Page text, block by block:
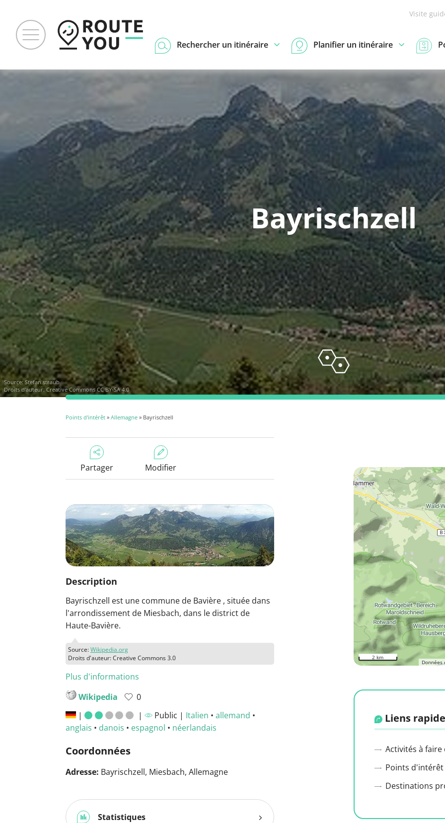
Visite
Rechercher un itinéraire Planifier un itinéraire
Bayrischzell
Source:Stefan.straub
Droits d'auteur: Creative Commons CC BY-SA 4.0
Points d'intérêt » Allemagne » Bayrischzell
Partager Modifier
Description
Bayrischzell est une commune de Bavière , située dans
l'arrondissement de Miesbach, dans le district de
Haute-Bavière.
Source:Wikipedia.org
Droits d'auteur: Creative Commons 3.0
Plus d'informations
Wikipedia
0
|
| Public | Italien • allemand •
anglais • danois • espagnol • néerlandais
Coordonnées
Adresse: Bayrischzell, Miesbach, Allemagne
Statistiques
2 km
Liens
Activités à
Points
Destinations